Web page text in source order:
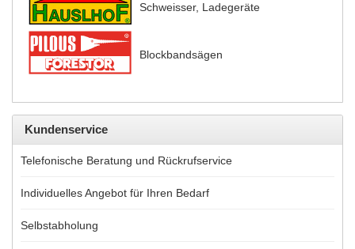
Schweisser, Ladegeräte
Blockbandsägen
Kundenservice
Telefonische Beratung und Rückrufservice
Individuelles Angebot für Ihren Bedarf
Selbstabholung